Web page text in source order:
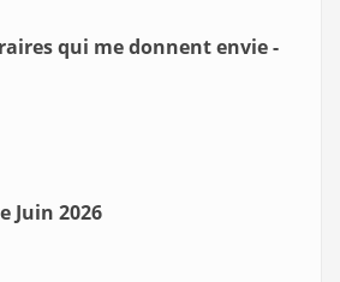
qui me donnent envie -
Juin 2026